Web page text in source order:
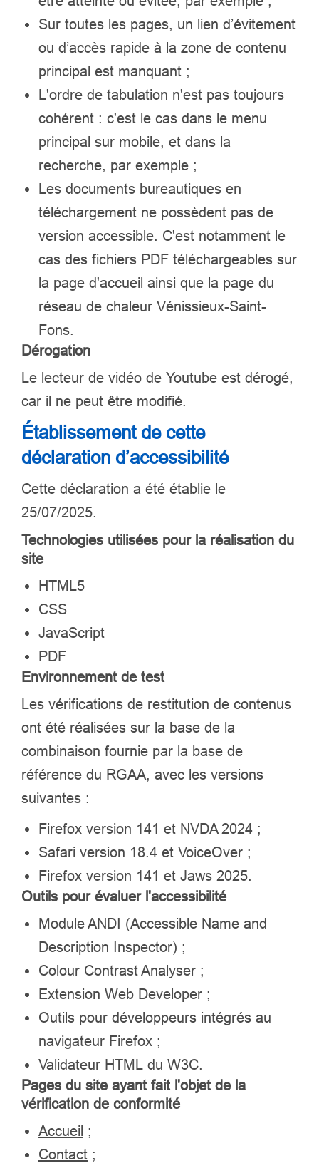
Sur toutes les pages, un lien d’évitement
ou d’accès rapide à la zone de contenu
principal est manquant ;
L'ordre de tabulation n'est pas toujours
cohérent : c'est le cas dans le menu
principal sur mobile, et dans la
recherche, par exemple ;
Les documents bureautiques en
téléchargement ne possèdent pas de
version accessible. C'est notamment le
cas des fichiers PDF téléchargeables sur
la page d'accueil ainsi que la page du
réseau de chaleur Vénissieux-Saint-
Fons.
Dérogation
Le lecteur de vidéo de Youtube est dérogé,
car il ne peut être modifié.
Établissement de cette
déclaration d’accessibilité
Cette déclaration a été établie le
25/07/2025.
Technologies utilisées pour la réalisation du
site
HTML5
CSS
JavaScript
PDF
Environnement de test
Les vérifications de restitution de contenus
ont été réalisées sur la base de la
combinaison fournie par la base de
référence du RGAA, avec les versions
suivantes :
Firefox version 141 et NVDA 2024 ;
Safari version 18.4 et VoiceOver ;
Firefox version 141 et Jaws 2025.
Outils pour évaluer l'accessibilité
Module ANDI (Accessible Name and
Description Inspector) ;
Colour Contrast Analyser ;
Extension Web Developer ;
Outils pour développeurs intégrés au
navigateur Firefox ;
Validateur HTML du W3C.
Pages du site ayant fait l'objet de la
vérification de conformité
Accueil ;
Contact ;